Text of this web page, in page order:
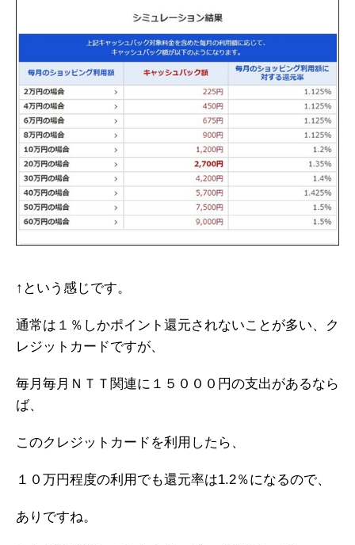
↑という感じです。
通常は１％しかポイント還元されないことが多い、ク
レジットカードですが、
毎月毎月ＮＴＴ関連に１５０００円の支出があるなら
ば、
このクレジットカードを利用したら、
１０万円程度の利用でも還元率は1.2％になるので、
ありですね。